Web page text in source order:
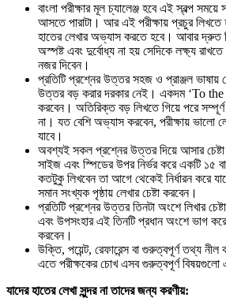
বাংলা পরীক্ষার মূল চ্যালেঞ্জ হবে এই স্বল্প
আসতে পারাটা। আর এই পরীক্ষায় প্রচুর
হাতের লেখার অভ্যাস করতে হবে। আবার দ্রুত
অস্পষ্ট এবং দুর্বোধ্য না হয় সেদিকে লক্ষ্য রাখতে
নজর দিবেন।
প্রতিটি প্রশ্নের উত্তর সহজ ও প্রাঞ্জল ভাষায়
উত্তর বড় করার দরকার নেই। একদম ‘To the
করবেন। অতিরিক্ত বড় লিখতে গিয়ে পরে
না। যত বেশি অভ্যাস করবেন, পরীক্ষায় ভালো
যাবে।
অবশ্যই সকল প্রশ্নের উত্তর দিয়ে আসার
সাইজ এবং স্পিডের উপর নির্ভর করে একটি ১৫
কতটুকু লিখবেন তা আগে থেকেই নির্ধারন করে
সমান সংখ্যক পৃষ্ঠায় লেখার চেষ্টা করবেন।
প্রতিটি প্রশ্নের উত্তর তিনটা অংশে লিখার
এবং উপসংহার এই তিনটি প্রধান অংশে ভাগ
করবেন।
উক্তি, পয়েন্ট, রেফারেন্স বা গুরুত্বপূর্ণ তথ্য নীল
এতে পরীক্ষকের চোখ এসব গুরুত্বপূর্ণ বিষয়গুলো
যাদের হাতের লেখা সুন্দর না তাদের জন্য করণীয়: